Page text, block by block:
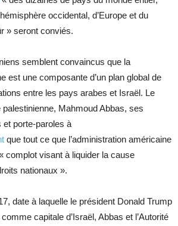
occidental, d’Europe et du
» seront conviés.
semblent convaincus que la
est une composante d’un plan global de
entre les pays arabes et Israël. Le
palestinienne, Mahmoud Abbas, ses
et porte-paroles à
que tout ce que l’administration américaine
complot visant à liquider la cause
nationaux ».
date à laquelle le président Donald Trump
capitale d’Israël, Abbas et l’Autorité